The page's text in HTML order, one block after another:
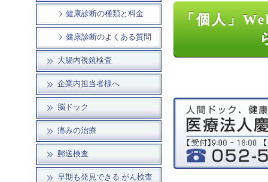
健康診断の種類と料金
健康診断のよくある質問
大腸内視鏡検査
企業内担当者様へ
脳ドック
痛みの治療
郵送検査
早期も発見できる がん検査
「個人」